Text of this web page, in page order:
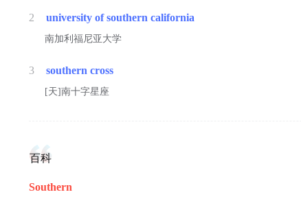
2 university of southern california
南加利福尼亚大学
3 southern cross
[天]南十字星座
百科
Southern